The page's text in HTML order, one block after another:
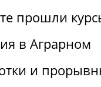
прошли
в Аграрном
и